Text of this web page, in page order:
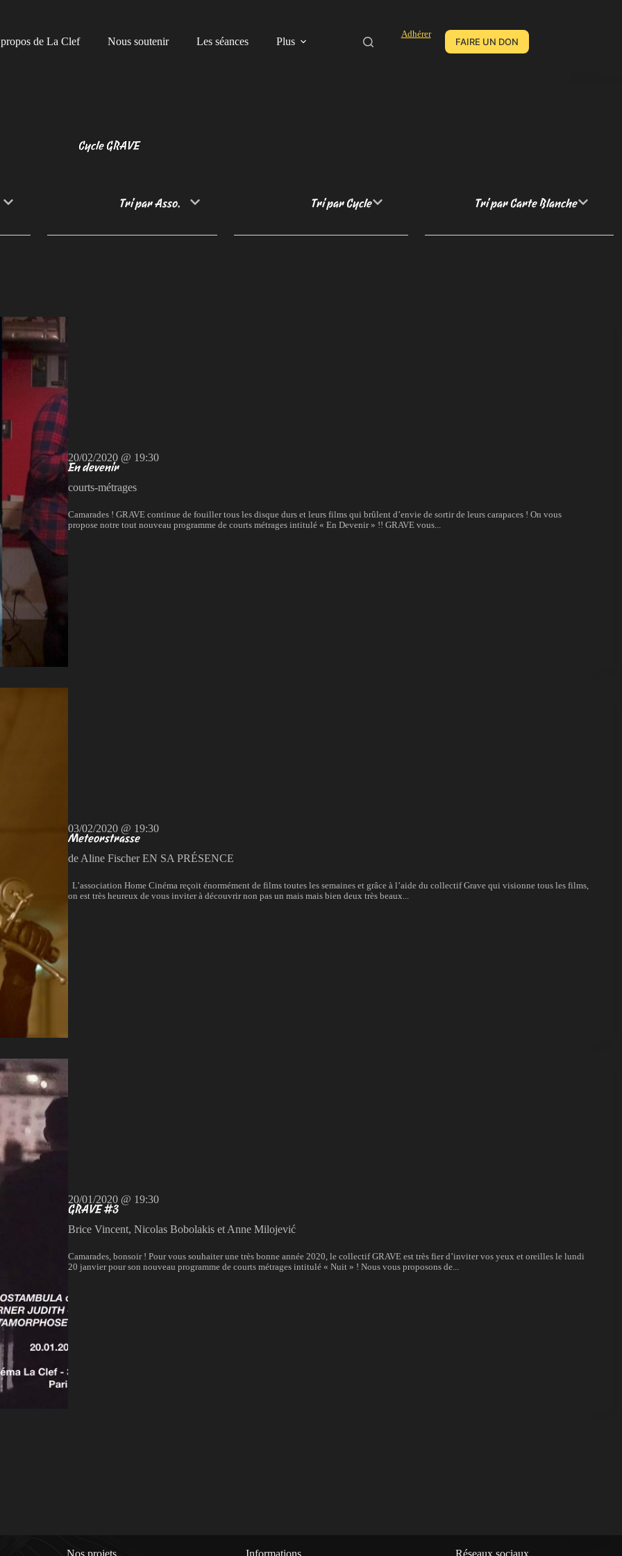
de La Clef
Nous soutenir Les séances Plus
Adhérer
FAIRE UN DON
Cycle GRAVE
Tri par Asso. Tri par Cycle Tri par Carte Blanche
20/02/2020 @ 19:30
En devenir
courts-métrages
Camarades ! GRAVE continue de fouiller tous les disque durs et leurs films qui brûlent d’envie de sortir de leurs carapaces ! On vous
propose notre tout nouveau programme de courts métrages intitulé « En Devenir » !! GRAVE vous...
03/02/2020 @ 19:30
Meteorstrasse
de Aline Fischer EN SA PRÉSENCE
L’association Home Cinéma reçoit énormément de films toutes les semaines et grâce à l’aide du collectif Grave qui visionne tous les films,
on est très heureux de vous inviter à découvrir non pas un mais mais bien deux très beaux...
20/01/2020 @ 19:30
GRAVE #3
Brice Vincent, Nicolas Bobolakis et Anne Milojević
Camarades, bonsoir ! Pour vous souhaiter une très bonne année 2020, le collectif GRAVE est très fier d’inviter vos yeux et oreilles le lundi
20 janvier pour son nouveau programme de courts métrages intitulé « Nuit » ! Nous vous proposons de...
Nos projets Informations Réseaux sociaux